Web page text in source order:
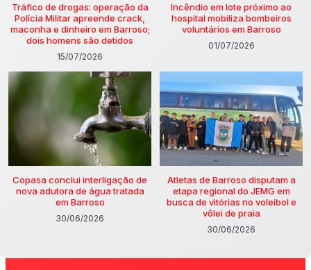
Tráfico de drogas: operação da
Polícia Militar apreende crack,
maconha e dinheiro em Barroso;
dois homens são detidos
15/07/2026
Incêndio em lote próximo ao
hospital mobiliza bombeiros
voluntários em Barroso
01/07/2026
Copasa conclui interligação de
nova adutora de água tratada
em Barroso
30/06/2026
Atletas de Barroso disputam a
etapa regional do JEMG em
busca de vitórias no voleibol e
vôlei de praia
30/06/2026